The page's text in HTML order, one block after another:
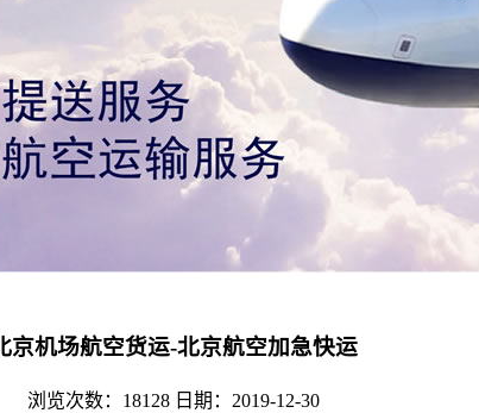
京机场航空货运-北京航空加急快运
浏览次数：18128 日期：2019-12-30